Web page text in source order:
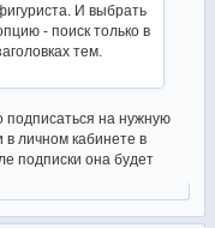
И выбрать
- поиск только в
тем.
подписаться на нужную
в личном кабинете в
подписки она будет